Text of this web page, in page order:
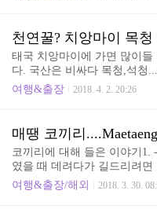
등을 먹고 픽업으로 갈아타고
곳... 꿀은 깜깜한 밤에 딴다
첩첩 산중이라 편의점이 있는
파파야 한 조각 먹고는 달다
다 줬다. 직접만들 술이라며
천연꿀? 치앙마이 목
태국 치앙마이에 가면 많이
다. 국산은 비싸다 목청,석청
는 양이 적으니까 비싸다. 몸
견할 확율은? 발견이 잘 안되
꿀들이 오랜기간 그 상태로
것이고....뭐 그런 꿀벌 잡아
꿀 모으게 하는게 토종꿀이
빼앗아 먹으면 그게 우리가
여행&출장 2018. 4. 2. 20:26
매땡 코끼리
코끼리에 대해 들은 이야기1.
였을 때 데려다가 길드리려
한다. 작고 깜깜한 상자에 넣
여행&출장/해외 2018. 3. 30.